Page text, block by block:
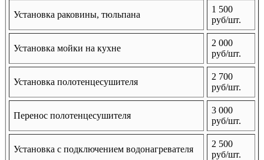
Установка раковины, тюльпана
1 500
руб/шт.
Установка мойки на кухне
2 000
руб/шт.
Установка полотенцесушителя
2 700
руб/шт.
Перенос полотенцесушителя
3 000
руб/шт.
Установка с подключением водонагревателя
2 500
руб/шт.